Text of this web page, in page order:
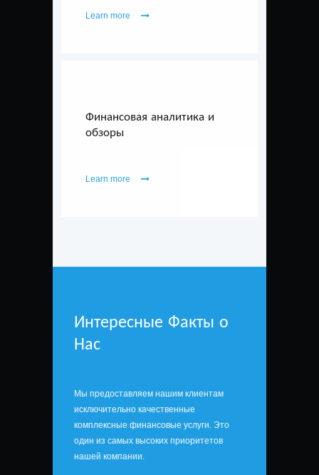
Learn more
Финансовая аналитика и
обзоры
Learn more
Интересные Факты о
Нас
Мы предоставляем нашим клиентам
исключительно качественные
комплексные финансовые услуги. Это
один из самых высоких приоритетов
нашей компании.